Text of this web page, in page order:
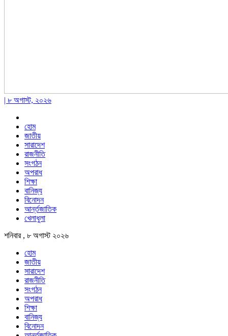
| ৮ অগাস্ট, ২০২৬
হোম
জাতীয়
সারাদেশ
রাজনীতি
সংগঠন
অপরাধ
শিক্ষা
বানিজ্য
বিনোদন
আর্ন্তজাতিক
খেলাধুলা
শনিবার , ৮ অগাস্ট ২০২৬
হোম
জাতীয়
সারাদেশ
রাজনীতি
সংগঠন
অপরাধ
শিক্ষা
বানিজ্য
বিনোদন